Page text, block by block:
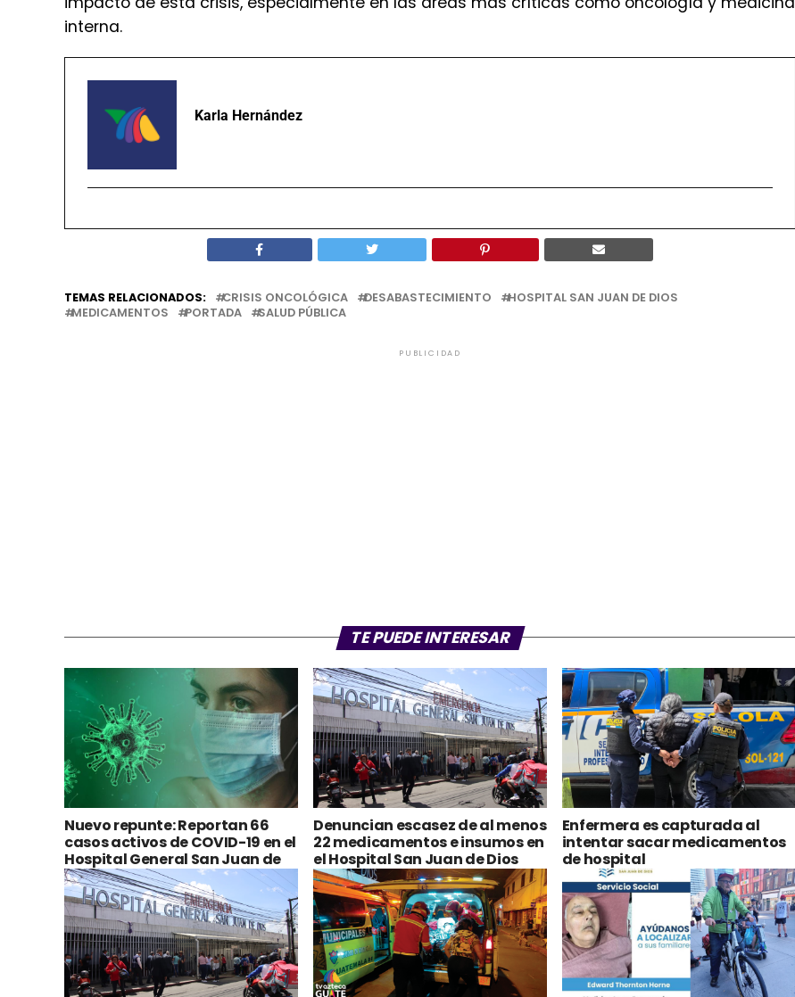
interna.
Karla Hernández
TEMAS RELACIONADOS: CRISIS ONCOLÓGICA DESABASTECIMIENTO
HOSPITAL SAN JUAN DE DIOS
MEDICAMENTOS
PORTADA SALUD PÚBLICA
PUBLICIDAD
TE PUEDE INTERESAR
Nuevo repunte: Reportan 66
casos activos de COVID-19 en el
Hospital General San Juan de
Dios
Denuncian escasez de al menos
22 medicamentos e insumos en
el Hospital San Juan de Dios
Enfermera es capturada al
intentar sacar medicamentos
de hospital